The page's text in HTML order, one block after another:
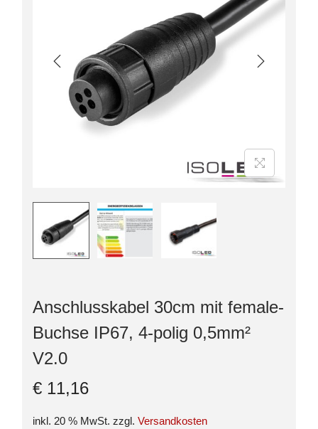
Anschlusskabel 30cm mit female-
Buchse IP67, 4-polig 0,5mm²
V2.0
€ 11,16
inkl. 20 % MwSt. zzgl. Versandkosten